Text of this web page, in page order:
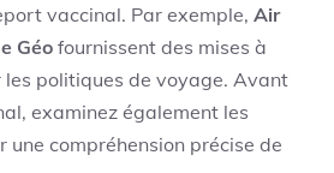
vaccinal. Par exemple, Air
Géo fournissent des mises à
les politiques de voyage. Avant
examinez également les
une compréhension précise de